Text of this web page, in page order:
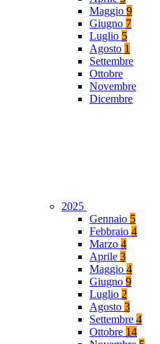
Maggio 9
Giugno 7
Luglio 5
Agosto 1
Settembre
Ottobre
Novembre
Dicembre
2025
Gennaio 5
Febbraio 4
Marzo 4
Aprile 3
Maggio 4
Giugno 9
Luglio 2
Agosto 3
Settembre 4
Ottobre 14